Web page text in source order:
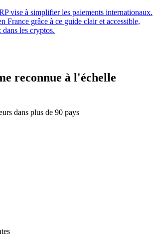
vise à simplifier les paiements internationaux.
France grâce à ce guide clair et accessible,
dans les cryptos.
reconnue à l'échelle
dans plus de 90 pays